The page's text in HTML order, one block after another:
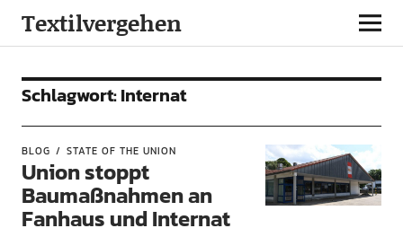
Textilvergehen
Schlagwort:Internat
BLOG STATE OF THE UNION
Union stoppt
Baumaßnahmen an
Fanhaus und Internat